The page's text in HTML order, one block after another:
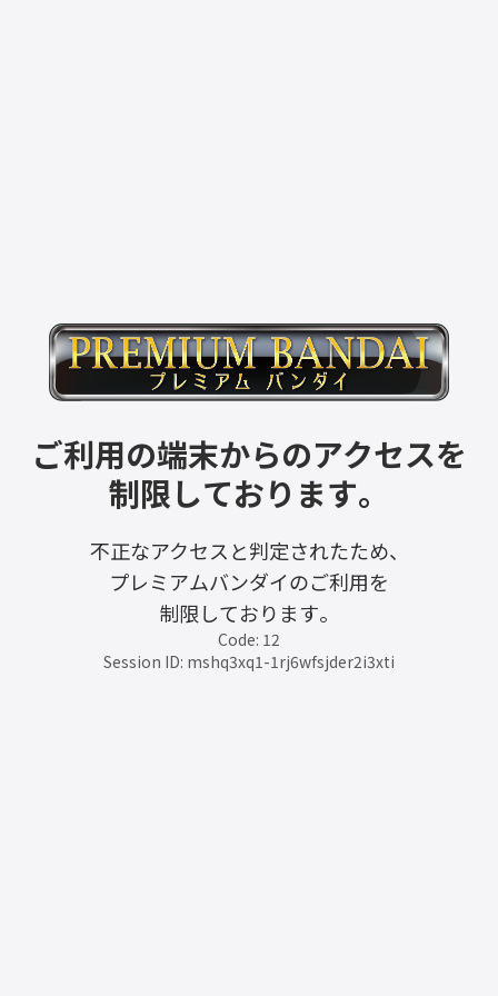
ご利用の端末からのアクセスを
制限しております。
不正なアクセスと判定されたため、
プレミアムバンダイのご利用を
制限しております。
Code: 12
Session ID: mshq3xq1-1rj6wfsjder2i3xti